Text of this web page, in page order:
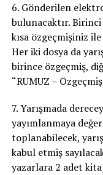
6. Gönderilen
bulunacaktır.
kısa özgeçmişiniz
Her iki dosya da
birince özgeçmiş,
“RUMUZ –
7. Yarışmada
yayımlanmaya
toplanabilecek,
kabul etmiş
yazarlara 2 adet